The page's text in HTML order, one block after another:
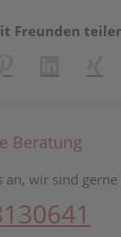
Freunden
Beratung
an, wir sind gerne